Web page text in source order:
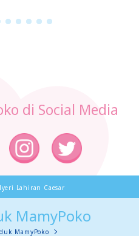
6 7 8 9 1
di Social Media
Lahiran Caesar
MamyPoko
MamyPoko